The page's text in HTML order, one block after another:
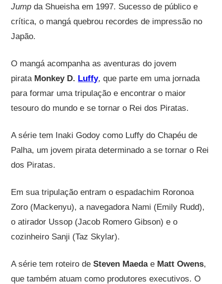
Jump da Shueisha em 1997. Sucesso de público e
crítica, o mangá quebrou recordes de impressão no
Japão.
O mangá acompanha as aventuras do jovem
pirata Monkey D. Luffy, que parte em uma jornada
para formar uma tripulação e encontrar o maior
tesouro do mundo e se tornar o Rei dos Piratas.
A série tem Inaki Godoy como Luffy do Chapéu de
Palha, um jovem pirata determinado a se tornar o Rei
dos Piratas.
Em sua tripulação entram o espadachim Roronoa
Zoro (Mackenyu), a navegadora Nami (Emily Rudd),
o atirador Ussop (Jacob Romero Gibson) e o
cozinheiro Sanji (Taz Skylar).
A série tem roteiro deSteven Maedae Matt Owens,
que também atuam como produtores executivos. O